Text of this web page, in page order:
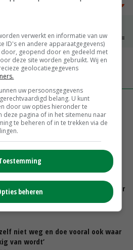
€ 48,00~ € 52,00
MARKTPRIJZEN
A-ware en Amalthea gaat
meer balans’
vraag naar geitenzuivel blijft
varkensstapel krimpt, pluimveesector
schaalvergroting
niet weg en doe vooral ook waar
van wordt’
verwerkt en informatie van uw
ID's en andere apparaatgegevens)
geopend door en gedeeld met
deze site worden gebruikt. Wij en
geolocatiegegevens
uw persoonsgegevens
belang. U kunt
door uw opties hieronder te
deze pagina of in het sitemenu naar
te beheren of in te trekken via de
beheren